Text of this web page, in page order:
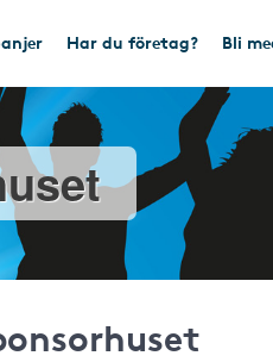
Har du företag? Bli